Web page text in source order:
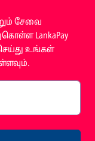
சேவை
LankaPay
உங்கள்